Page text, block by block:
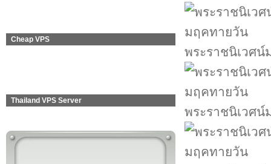
Cheap VPS
Thailand VPS Server
พระราชนิเวศ
พระราชนิเวศ